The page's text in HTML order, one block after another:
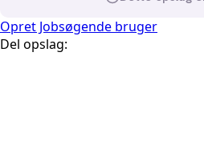
Opret Jobsøgende bruger
Del opslag: